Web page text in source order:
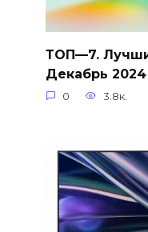
ТОП—7.
Декабрь
0 3.8к.